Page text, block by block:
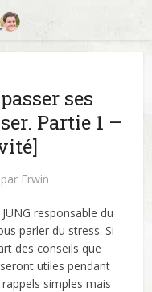
ses
Partie 1 –
par Erwin
responsable du
parler du stress. Si
des conseils que
utiles pendant
simples mais